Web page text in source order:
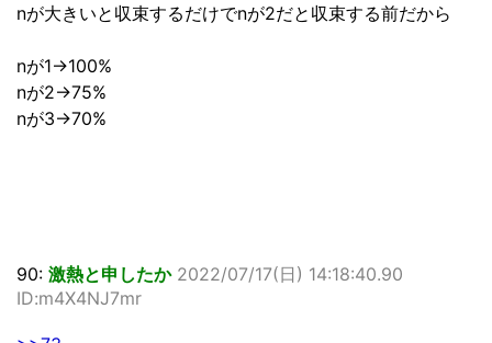
nが大きいと収束するだけでnが2だと収束する前だから
nが1→100%
nが2→75%
nが3→70%
90: 激熱と申したか 2022/07/17(日) 14:18:40.90
ID:m4X4NJ7mr